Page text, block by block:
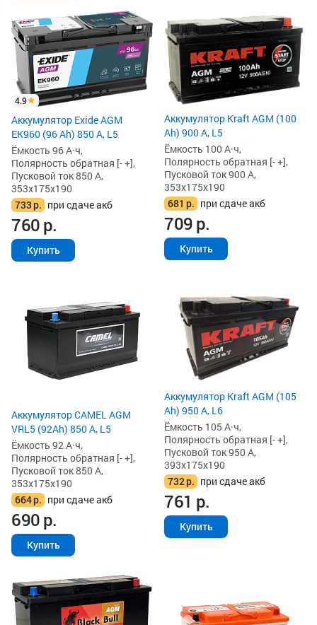
4.9
Аккумулятор Exide AGM
EK960 (96 Ah) 850 А, L5
Ёмкость 96 А·ч,
Полярность обратная [- +],
Пусковой ток 850 А,
353x175x190
733р. при сдаче акб
760р.
Купить
Аккумулятор Kraft AGM (100
Ah) 900 А, L5
Ёмкость 100 А·ч,
Полярность обратная [- +],
Пусковой ток 900 А,
353x175x190
681 р. при сдаче акб
709р.
Купить
Аккумулятор CAMEL AGM
VRL5 (92Ah) 850 А, L5
Ёмкость 92 А·ч,
Полярность обратная [- +],
Пусковой ток 850 А,
353x175x190
664р. при сдаче акб
690р.
Купить
Аккумулятор Kraft AGM (105
Ah) 950 А, L6
Ёмкость 105 А·ч,
Полярность обратная [- +],
Пусковой ток 950 А,
393x175x190
732р. при сдаче акб
761 р.
Купить